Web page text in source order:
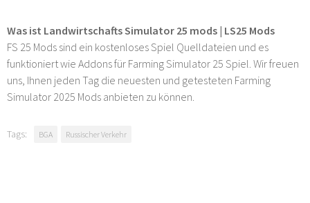
Was ist Landwirtschafts Simulator 25 mods | LS25 Mods
FS 25 Mods sind ein kostenloses Spiel Quelldateien und es
funktioniert wie Addons für Farming Simulator 25 Spiel. Wir freuen
uns, Ihnen jeden Tag die neuesten und getesteten Farming
Simulator 2025 Mods anbieten zu können.
Tags: BGA Russischer Verkehr